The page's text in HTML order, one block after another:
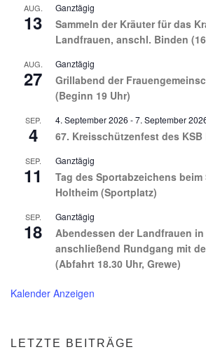
AUG.
13
Ganztägig
Sammeln der Kräuter für das
Landfrauen, anschl. Binden
AUG.
27
Ganztägig
Grillabend der
(Beginn 19 Uhr)
SEP.
4
4. September 2026 -7. September
67. Kreisschützenfest des
SEP.
11
Ganztägig
Tag des Sportabzeichens beim
Holtheim (Sportplatz)
SEP.
18
Ganztägig
Abendessen der Landfrauen
anschließend Rundgang mit
(Abfahrt 18.30 Uhr, Grewe)
Kalender Anzeigen
LETZTE BEITRÄGE